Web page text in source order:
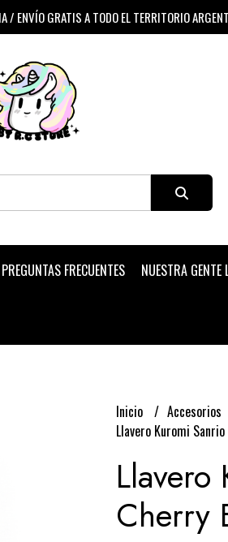
ENVÍO GRATIS A TODO EL TERRITORIO
PREGUNTAS FRECUENTES NUESTRA GENTE
Inicio Accesorios
Llavero Kuromi
Llavero
Cherry